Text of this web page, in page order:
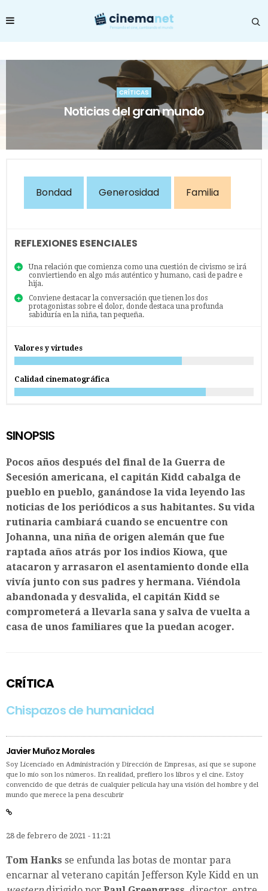
CRÍTICAS
Noticias del gran mundo
Bondad Generosidad Familia
REFLEXIONES ESENCIALES
Una relación que comienza como una cuestión de civismo se irá
conviertiendo en algo más auténtico y humano, casi de padre e
hija.
Conviene destacar la conversación que tienen los dos
protagonistas sobre el dolor, donde destaca una profunda
sabiduría en la niña, tan pequeña.
Valores y virtudes
Calidad cinematográfica
SINOPSIS
Pocos años después del final de la Guerra de
Secesión americana, el capitán Kidd cabalga de
pueblo en pueblo, ganándose la vida leyendo las
noticias de los periódicos a sus habitantes. Su vida
rutinaria cambiará cuando se encuentre con
Johanna, una niña de origen alemán que fue
raptada años atrás por los indios Kiowa, que
atacaron y arrasaron el asentamiento donde ella
vivía junto con sus padres y hermana. Viéndola
abandonada y desvalida, el capitán Kidd se
comprometerá a llevarla sana y salva de vuelta a
casa de unos familiares que la puedan acoger.
CRÍTICA
Chispazos de humanidad
Javier Muñoz Morales
Soy Licenciado en Administración y Dirección de Empresas, así que se supone
que lo mío son los números. En realidad, prefiero los libros y el cine. Estoy
convencido de que detrás de cualquier película hay una visión del hombre y del
mundo que merece la pena descubrir
28 de febrero de 2021 - 11:21
Tom Hanks se enfunda las botas de montar para
encarnar al veterano capitán Jefferson Kyle Kidd en un